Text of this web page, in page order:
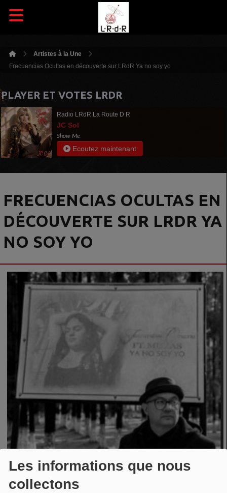
Les informations que nous
collectons
Artistes à la Une
Frecuencias Ocultas en découverte sur LRdR Ya no soy yo
PLAYER ET VOTES LRDR
Radio LRdR La Route D R
JC Sol
Show Me
Ecoutez maintenant
FRECUENCIAS OCULTAS EN
DÉCOUVERTE SUR LRDR YA
NO SOY YO